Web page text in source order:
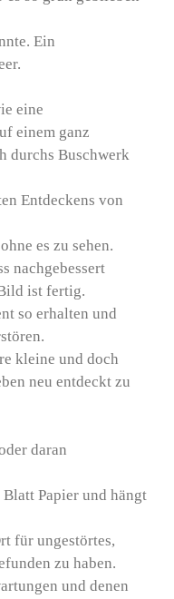
Ein
eine
einem ganz
durchs Buschwerk
Entdeckens von
es zu sehen.
nachgebessert
ist fertig.
so erhalten und
kleine und doch
neu entdeckt zu
daran
Papier und hängt
für ungestörtes,
zu haben.
und denen